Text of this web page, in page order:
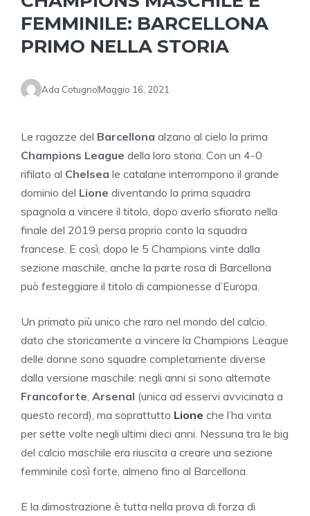
FEMMINILE: BARCELLONA
PRIMO NELLA STORIA
Ada CotugnoMaggio 16, 2021
Le ragazze del Barcellona alzano al cielo la prima
Champions League della loro storia. Con un 4-0
rifilato al Chelsea le catalane interrompono il grande
dominio del Lione diventando la prima squadra
spagnola a vincere il titolo, dopo averlo sfiorato nella
finale del 2019 persa proprio conto la squadra
francese. E così, dopo le 5 Champions vinte dalla
sezione maschile, anche la parte rosa di Barcellona
può festeggiare il titolo di campionesse d’Europa.
Un primato più unico che raro nel mondo del calcio,
dato che storicamente a vincere la Champions League
delle donne sono squadre completamente diverse
dalla versione maschile: negli anni si sono alternate
Francoforte, Arsenal (unica ad esservi avvicinata a
questo record), ma soprattutto Lione che l’ha vinta
per sette volte negli ultimi dieci anni. Nessuna tra le big
del calcio maschile era riuscita a creare una sezione
femminile così forte, almeno fino al Barcellona.
E la dimostrazione è tutta nella prova di forza di